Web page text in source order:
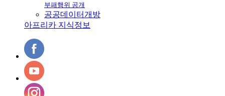
부패행위 공개
공공데이터개방
아프리카 지식정보